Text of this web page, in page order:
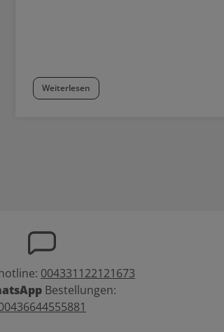
Weiterlesen
004331122121673
Bestellungen: